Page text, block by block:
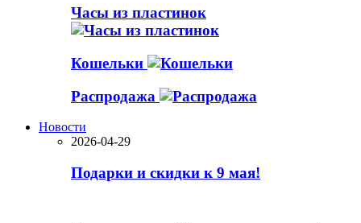
Часы из пластинок
Кошельки
Распродажа
Новости
2026-04-29
Подарки и скидки к 9 мая!